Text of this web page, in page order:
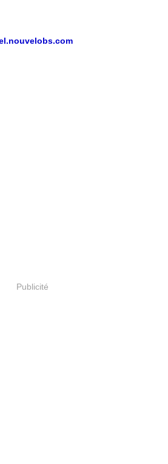
Publicité